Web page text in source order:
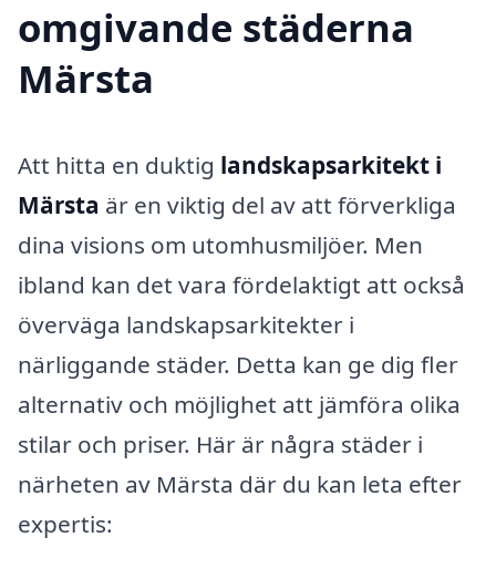
omgivande städerna
Märsta
Att hitta en duktig landskapsarkitekt i
Märsta är en viktig del av att förverkliga
dina visions om utomhusmiljöer. Men
ibland kan det vara fördelaktigt att också
överväga landskapsarkitekter i
närliggande städer. Detta kan ge dig fler
alternativ och möjlighet att jämföra olika
stilar och priser. Här är några städer i
närheten av Märsta där du kan leta efter
expertis: